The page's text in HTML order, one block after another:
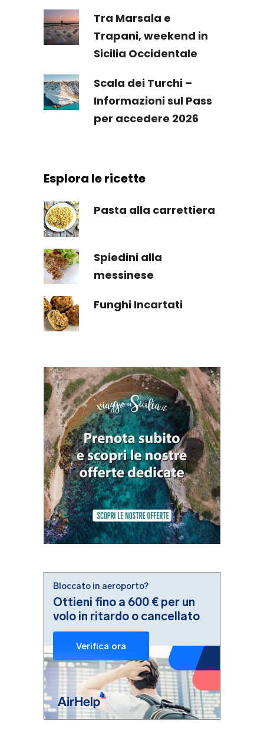
Tra Marsala e
Trapani, weekend in
Sicilia Occidentale
Scala dei Turchi –
Informazioni sul Pass
per accedere 2026
Esplora le ricette
Pasta alla carrettiera
Spiedini alla
messinese
Funghi Incartati